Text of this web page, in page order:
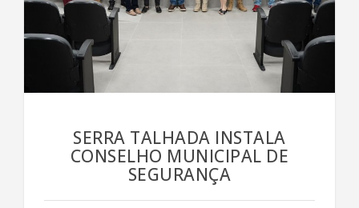
SERRA TALHADA INSTALA
CONSELHO MUNICIPAL DE
SEGURANÇA